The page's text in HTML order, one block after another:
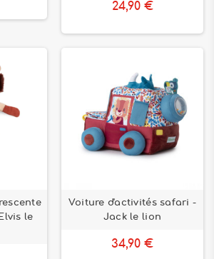
24,90 €
le
Voiture d'activités safari -
Jack le lion
34,90 €